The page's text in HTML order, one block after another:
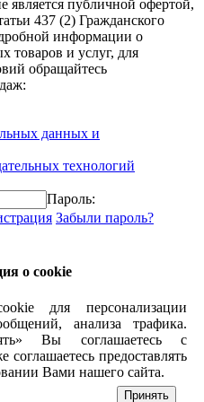
публичной офертой,
437 (2) Гражданского
информации о
товаров и услуг, для
обращайтесь
данных и
технологий
Пароль:
Забыли пароль?
о cookie
для персонализации
анализа трафика.
Вы соглашаетесь с
соглашаетесь предоставлять
Вами нашего сайта.
Принять